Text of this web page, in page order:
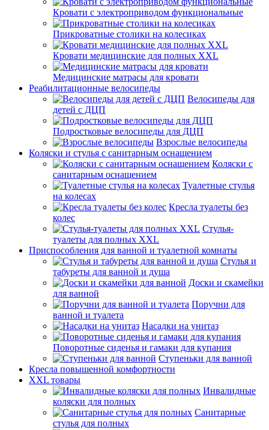
Кровати с электроприводом функциональные
Прикроватные столики на колесиках
Кровати медицинские для полных XXL
Медицинские матрасы для кровати
Реабилитационные велосипеды
Велосипеды для
детей с ДЦП
Подростковые велосипеды для ДЦП
Взрослые велосипеды
Коляски и стулья с санитарным оснащением
Коляски с
санитарным оснащением
Туалетные стулья
на колесах
Кресла туалеты без
колес
Стулья-
туалеты для полных XXL
Приспособления для ванной и туалетной комнаты
Стулья и
табуреты для ванной и душа
Доски и скамейки
для ванной
Поручни для
ванной и туалета
Насадки на унитаз
Поворотные сиденья и гамаки для купания
Ступеньки для ванной
Кресла повышенной комфортности
XXL товары
Инвалидные
коляски для полных
Санитарные
стулья для полных